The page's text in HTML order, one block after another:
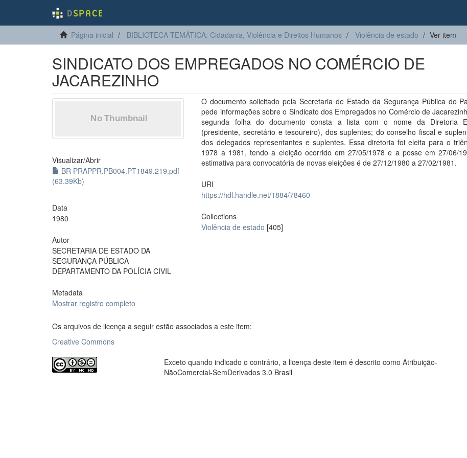
Página inicial BIBLIOTECA TEMÁTICA: Cidadania, Violência e Direitos Humanos Violência de estado Ver item
SINDICATO DOS EMPREGADOS NO COMÉRCIO DE
JACAREZINHO
Visualizar/Abrir
BR PRAPPR.PB004.PT1849.219.pdf
(63.39Kb)
Data
1980
Autor
SECRETARIA DE ESTADO DA
SEGURANÇA PÚBLICA-
DEPARTAMENTO DA POLÍCIA CIVIL
Metadata
Mostrar registro completo
O documento solicitado pela Secretaria de Estado da Segurança Pública do
pede informações sobre o Sindicato dos Empregados no Comércio de
segunda folha do documento consta a lista com o nome da Diretoria
(presidente, secretário e tesoureiro), dos suplentes; do conselho fiscal e
dos delegados representantes e suplentes. Essa diretoria foi eleita para o
1978 a 1981, tendo a eleição ocorrido em 27/05/1978 e a posse em 27/06/
estimativa para convocatória de novas eleições é de 27/12/1980 a 27/02/1981.
URI
https://hdl.handle.net/1884/78460
Collections
Violência de estado [405]
Os arquivos de licença a seguir estão associados a este item:
Creative Commons
Exceto quando indicado o contrário, a licença deste item é descrito como Atribuição-
NãoComercial-SemDerivados 3.0 Brasil